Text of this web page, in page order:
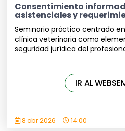
Consentimiento
asistenciales y
Seminario práctico centrado
clínica veterinaria como
seguridad jurídica del
8 abr 2026 14:00
IR AL